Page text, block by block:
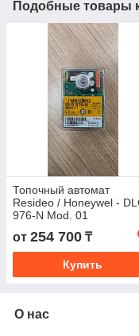
Подобные товары
Топочный автомат
Resideo / Honeywel -
976-N Mod. 01
от 254 700 ₸
Купить
О нас